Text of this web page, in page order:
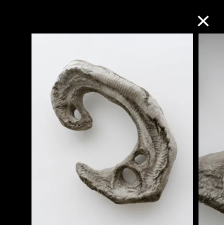
进一步筛选
关于M+藏品
探索世界顶级的二十及二十一世纪视觉